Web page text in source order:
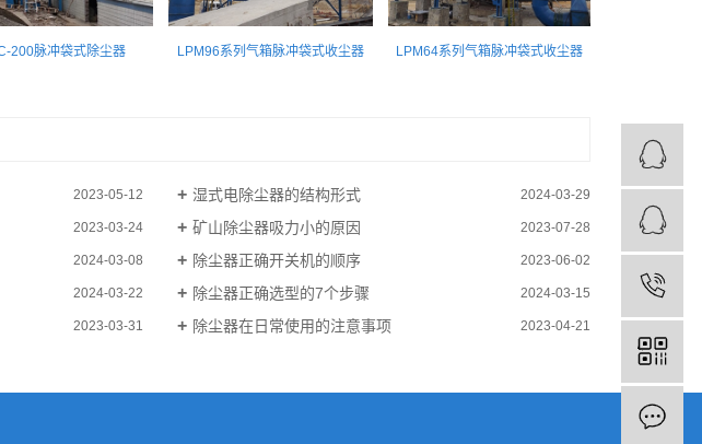
200脉冲袋式除尘器 LPM96系列气箱脉冲袋式收尘器 LPM64系列气箱脉冲袋式收尘器
2023-05-12 湿式电除尘器的结构形式 2024-03-29
2023-03-24 矿山除尘器吸力小的原因 2023-07-28
2024-03-08 除尘器正确开关机的顺序 2023-06-02
2024-03-22 除尘器正确选型的7个步骤 2024-03-15
2023-03-31 除尘器在日常使用的注意事项 2023-04-21